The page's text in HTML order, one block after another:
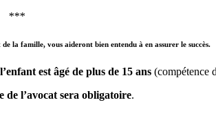
***
de la famille, vous aideront bien entendu à en assurer le succès.
l’enfant est âgé de plus de 15 ans (compétence
de l’avocat sera obligatoire.